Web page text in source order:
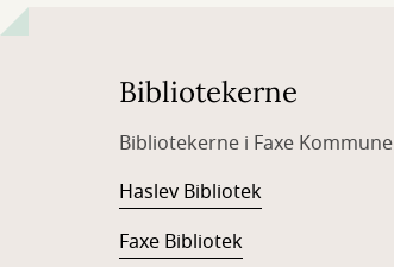
Bibliotekerne
Bibliotekerne i Faxe Kommune
Haslev Bibliotek
Faxe Bibliotek